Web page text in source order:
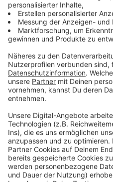
werden.
Infoline: werktags 9 bis 18
Anzeige
Anzeige